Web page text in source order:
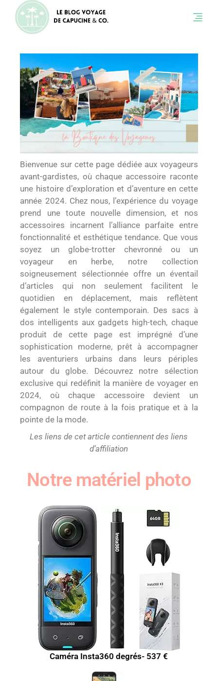
Bienvenue sur cette page dédiée aux voyageurs
avant-gardistes, où chaque accessoire raconte
une histoire d’exploration et d’aventure en cette
année 2024. Chez nous, l’expérience du voyage
prend une toute nouvelle dimension, et nos
accessoires incarnent l’alliance parfaite entre
fonctionnalité et esthétique tendance. Que vous
soyez un globe-trotter chevronné ou un
voyageur en herbe, notre collection
soigneusement sélectionnée offre un éventail
d’articles qui non seulement facilitent le
quotidien en déplacement, mais reflètent
également le style contemporain. Des sacs à
dos intelligents aux gadgets high-tech, chaque
produit de cette page est imprégné d’une
sophistication moderne, prêt à accompagner
les aventuriers urbains dans leurs périples
autour du globe. Découvrez notre sélection
exclusive qui redéfinit la manière de voyager en
2024, où chaque accessoire devient un
compagnon de route à la fois pratique et à la
pointe de la mode.
Les liens de cet article contiennent des liens
d’affiliation
Notre matériel photo
Caméra Insta360 degrés- 537 €